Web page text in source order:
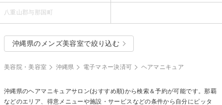
八重山郡与那国町
沖縄県のメンズ美容室で絞り込む
美容院・美容室 沖縄県 電子マネー決済可 ヘアマニキュア
沖縄県のヘアマニキュアサロン(おすすめ順)から検索＆予約が可能です。那覇
などのエリア、得意メニューや施設・サービスなどの条件から自分にピッタ